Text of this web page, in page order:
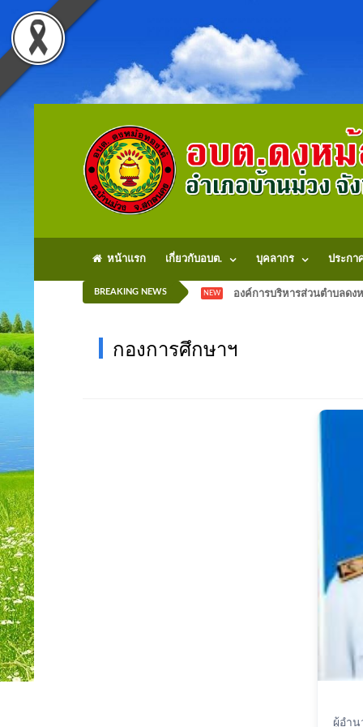
หน้าแรก เกี่ยวกับอบต. บุคลากร ประกา
BREAKING NEWS NEW องค์การบริหารส่วนตำบลดง
กองการศึกษาฯ
ผู้อำน